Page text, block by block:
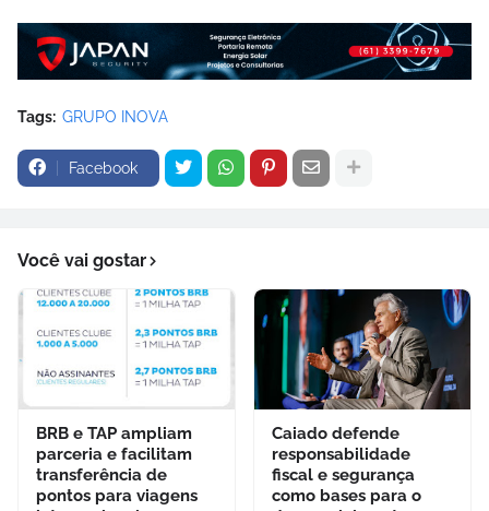
Tags: GRUPO INOVA
Facebook
Você vai gostar
BRB e TAP ampliam
parceria e facilitam
transferência de
pontos para viagens
Caiado defende
responsabilidade
fiscal e segurança
como bases para o